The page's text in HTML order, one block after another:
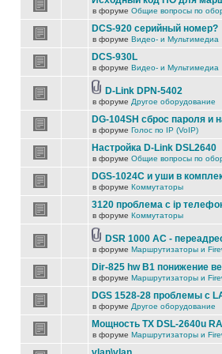
в форуме Общие вопросы по
DCS-920 серийный номер?
в форуме Видео- и Мультимедиа
DCS-930L
в форуме Видео- и Мультимедиа
D-Link DPN-5402
в форуме Другое оборудование
DG-104SH сброс пароля и
в форуме Голос по IP (VoIP)
Настройка D-Link DSL2640
в форуме Общие вопросы по
DGS-1024C и уши в
в форуме Коммутаторы
3120 проблема с ip
в форуме Коммутаторы
DSR 1000 AC -
в форуме Маршрутизаторы и
Dir-825 hw B1 понижение
в форуме Маршрутизаторы и
DGS 1528-28 проблемы с
в форуме Другое оборудование
Мощность TX DSL-2640u
в форуме Маршрутизаторы и